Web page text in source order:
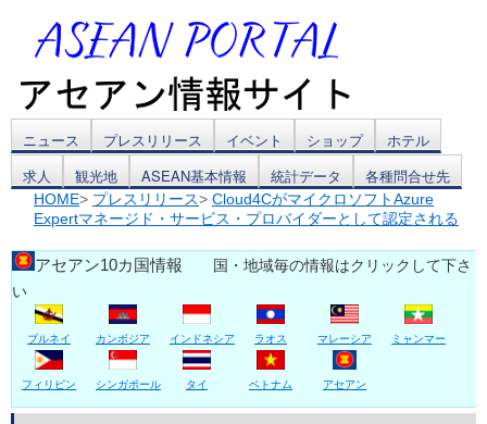
コ
ン
ン
ツ
へ
ス
ニュース プレスリリース イベント ショップ
ホテル
求人
観光地 ASEAN基本情報 統計データ 各種問合せ先
HOME> プレスリリース> Cloud4CがマイクロソフトAzure
Expertマネージド・サービス・プロバイダーとして認定される
アセアン10カ国情報 国・地域毎の情報はクリックして下さ
い
ブルネイ カンボジア インドネシア ラオス マレーシア ミャンマー
フィリピン シンガポール タイ ベトナム アセアン